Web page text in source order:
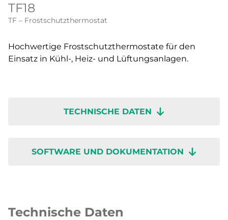
TF18
TF – Frostschutzthermostat
Hochwertige Frostschutzthermostate für den
Einsatz in Kühl-, Heiz- und Lüftungsanlagen.
TECHNISCHE DATEN
SOFTWARE UND DOKUMENTATION
Technische Daten